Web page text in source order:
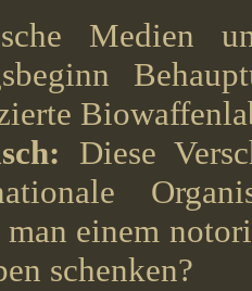
Medien
Diese
man einem
schenken?